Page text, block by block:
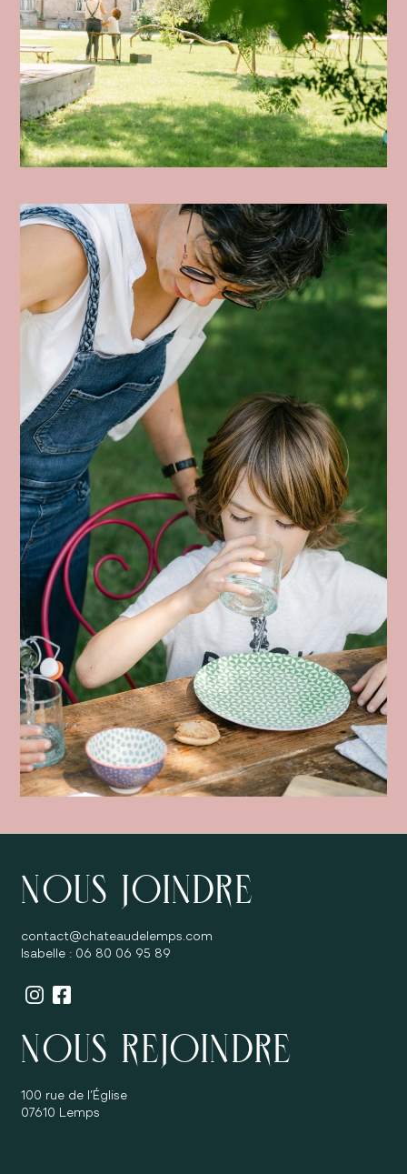
NOUS JOINDRE
contact@chateaudelemps.com
Isabelle : 06 80 06 95 89
NOUS REJOINDRE
100 rue de l’Église
07610 Lemps